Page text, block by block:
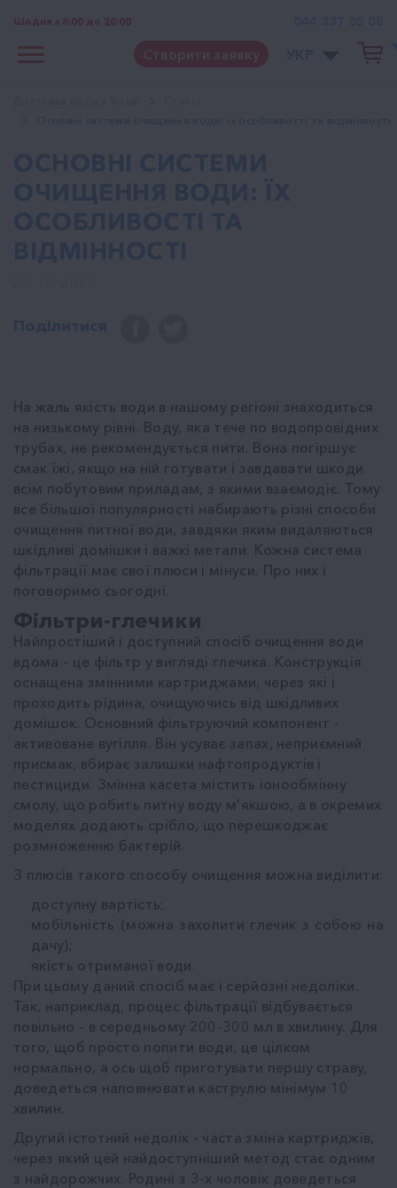
Щодня з 8:00 до 20:00
Створити заявку
На жаль якість води в нашому регіоні знаходиться
на низькому рівні. Воду, яка тече по водопровідних
трубах, не рекомендується пити. Вона погіршує
смак їжі, якщо на ній готувати і завдавати шкоди
всім побутовим приладам, з якими взаємодіє. Тому
все більшої популярності набирають різні способи
очищення питної води, завдяки яким видаляються
шкідливі домішки і важкі метали. Кожна система
фільтрації має свої плюси і мінуси. Про них і
поговоримо сьогодні.
Фільтри-глечики
Найпростіший і доступний спосіб очищення води
вдома - це фільтр у вигляді глечика. Конструкція
оснащена змінними картриджами, через які і
проходить рідина, очищуючись від шкідливих
домішок. Основний фільтруючий компонент -
активоване вугілля. Він усуває запах, неприємний
присмак, вбирає залишки нафтопродуктів і
пестициди. Змінна касета містить іонообмінну
смолу, що робить питну воду м'якшою, а в окремих
моделях додають срібло, що перешкоджає
розмноженню бактерій.
З плюсів такого способу очищення можна виділити:
доступну вартість;
мобільність (можна захопити глечик з собою на
дачу);
якість отриманої води.
При цьому даний спосіб має і серйозні недоліки.
Так, наприклад, процес фільтрації відбувається
повільно - в середньому 200-300 мл в хвилину. Для
того, щоб просто попити води, це цілком
нормально, а ось щоб приготувати першу страву,
доведеться наповнювати каструлю мінімум 10
хвилин.
Другий істотний недолік - часта зміна картриджів,
через який цей найдоступніший метод стає одним
з найдорожчих. Родині з 3-х чоловік доведеться